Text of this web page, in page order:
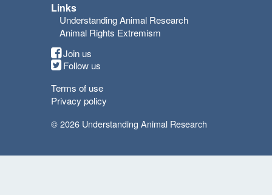
Links
Understanding Animal Research
Animal Rights Extremism
Join us
Follow us
Terms of use
Privacy policy
© 2026 Understanding Animal Research